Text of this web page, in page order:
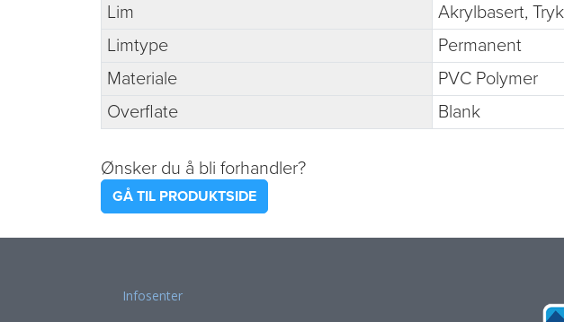
Lim
Akrylbasert,
Limtype
Permanent
Materiale
PVC Polymer
Overflate
Blank
Ønsker du å bli forhandler?
GÅ TIL PRODUKTSIDE
Infosenter